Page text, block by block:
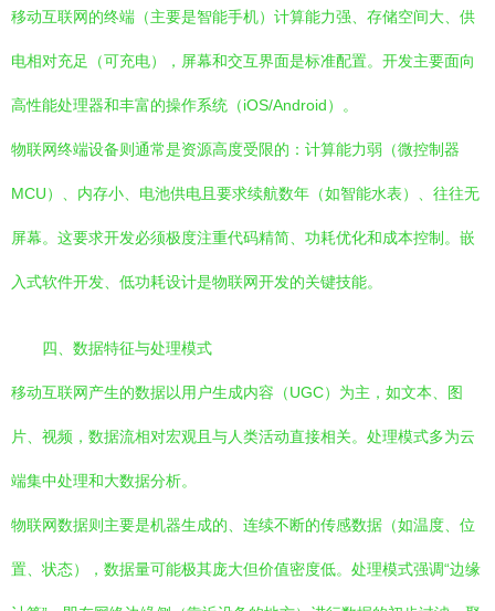
移动互联网的终端（主要是智能手机）计算能力强、存储空间大、供
电相对充足（可充电），屏幕和交互界面是标准配置。开发主要面向
高性能处理器和丰富的操作系统（iOS/Android）。
物联网终端设备则通常是资源高度受限的：计算能力弱（微控制器
MCU）、内存小、电池供电且要求续航数年（如智能水表）、往往无
屏幕。这要求开发必须极度注重代码精简、功耗优化和成本控制。嵌
入式软件开发、低功耗设计是物联网开发的关键技能。
四、数据特征与处理模式
移动互联网产生的数据以用户生成内容（UGC）为主，如文本、图
片、视频，数据流相对宏观且与人类活动直接相关。处理模式多为云
端集中处理和大数据分析。
物联网数据则主要是机器生成的、连续不断的传感数据（如温度、位
置、状态），数据量可能极其庞大但价值密度低。处理模式强调“边缘